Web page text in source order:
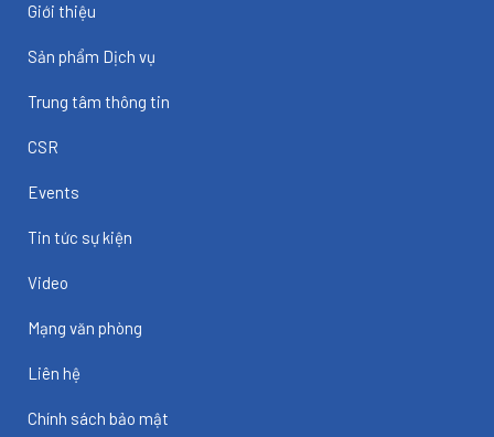
Giới thiệu
Sản phẩm Dịch vụ
Trung tâm thông tin
CSR
Events
Tin tức sự kiện
Video
Mạng văn phòng
Liên hệ
Chính sách bảo mật